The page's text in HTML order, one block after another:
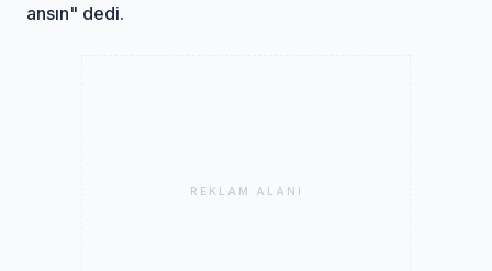
ansın" dedi.
REKLAM ALANI